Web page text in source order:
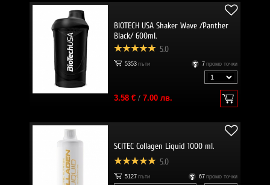
BIOTECH USA Shaker Wave /Panther
Black/ 600ml.
5.0
5353 пъти 7 промо точки
3.58 €/ 7.00 лв.
SCITEC Collagen Liquid 1000 ml.
5.0
5127 пъти 67 промо точки